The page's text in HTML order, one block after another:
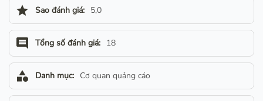
star Sao đánh giá: 5,0
comment Tổng số đánh giá: 18
category Danh mục: Cơ quan quảng cáo